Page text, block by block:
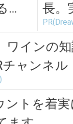
長。
てま
ワインの
チャンネル
ントを着